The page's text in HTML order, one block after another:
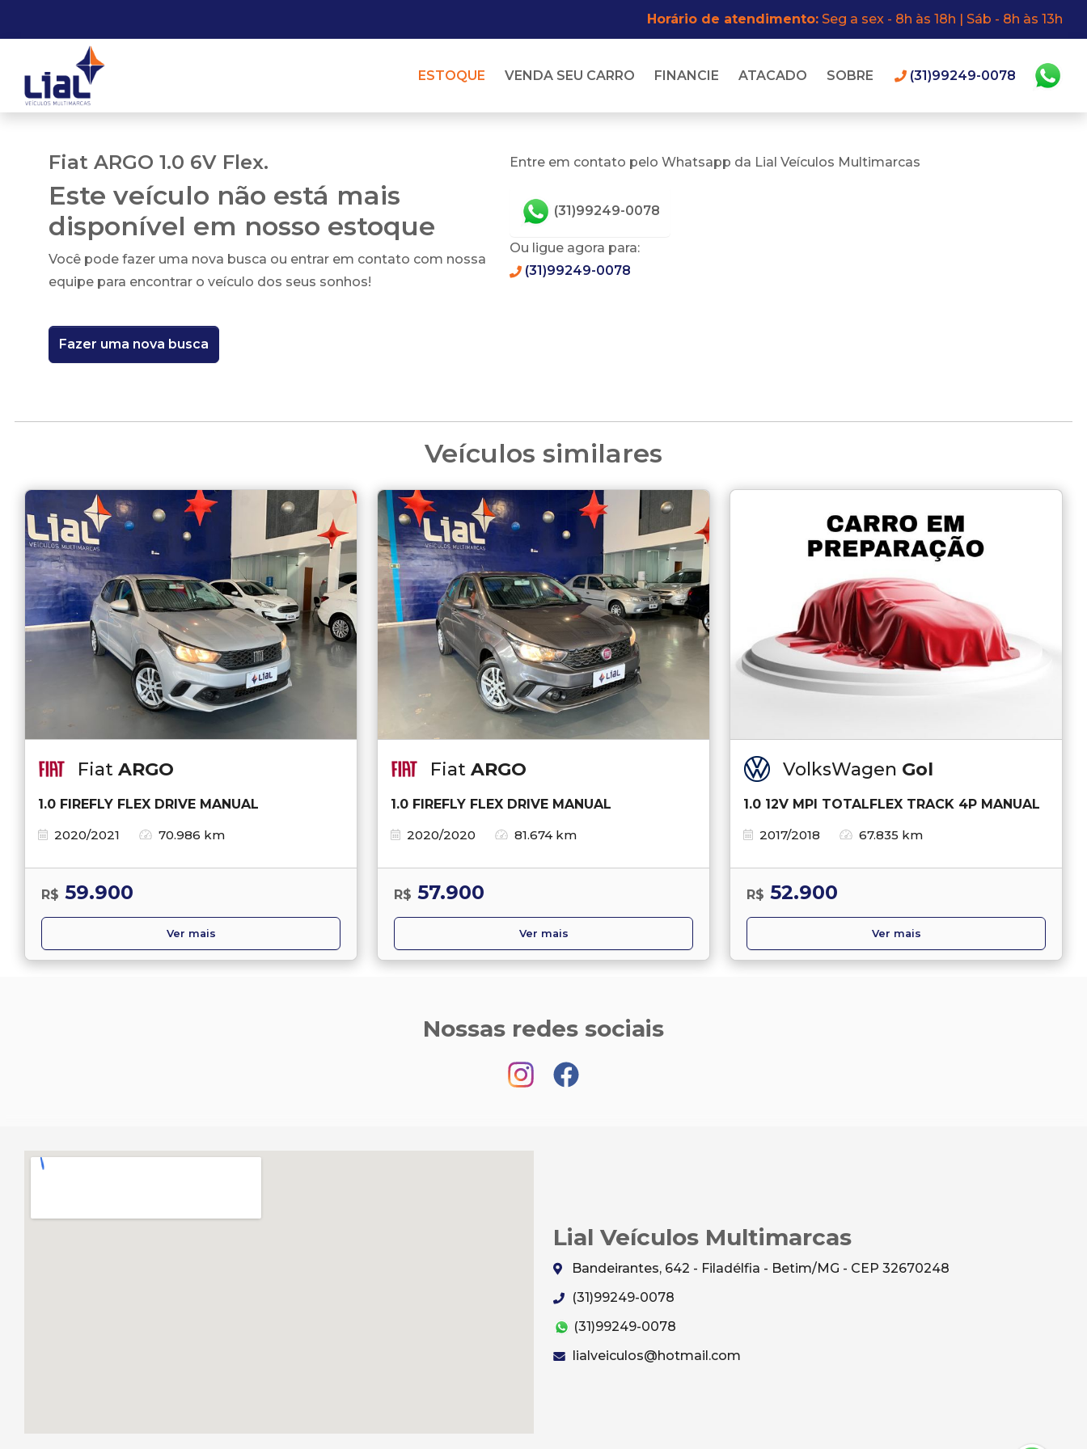
Horário de atendimento: Seg a sex - 8h às 18h | Sáb - 8h às 13h
ESTOQUE VENDA SEU CARRO FINANCIE ATACADO SOBRE (31)99249-0078
Fiat ARGO 1.0 6V Flex.
Este veículo não está mais
disponível em nosso estoque
Você pode fazer uma nova busca ou entrar em contato com nossa
equipe para encontrar o veículo dos seus sonhos!
Fazer uma nova busca
Entre em contato pelo Whatsapp da Lial Veículos Multimarcas
(31)99249-0078
Ou ligue agora para:
(31)99249-0078
Veículos similares
Fiat ARGO
1.0 FIREFLY FLEX DRIVE MANUAL
2020/2021
70.986 km
R$ 59.900
Ver mais
Fiat ARGO
1.0 FIREFLY FLEX DRIVE MANUAL
2020/2020
81.674 km
R$ 57.900
Ver mais
VolksWagen Gol
1.0 12V MPI TOTALFLEX TRACK 4P MANUAL
2017/2018
67.835 km
R$ 52.900
Ver mais
Nossas redes sociais
Lial Veículos Multimarcas
Bandeirantes, 642 - Filadélfia - Betim/MG - CEP 32670248
(31)99249-0078
(31)99249-0078
lialveiculos@hotmail.com